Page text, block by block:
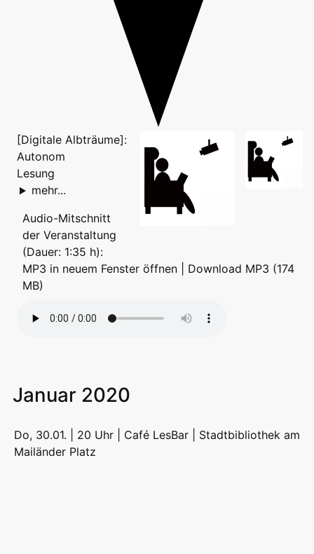
[Digitale Albträume]:
Autonom
Lesung
mehr...
Audio-Mitschnitt
der Veranstaltung
(Dauer: 1:35 h):
MP3 in neuem Fenster öffnen
Download MP3 (174
MB)
Januar 2020
Do, 30.01. | 20 Uhr | Café LesBar | Stadtbibliothek am
Mailänder Platz